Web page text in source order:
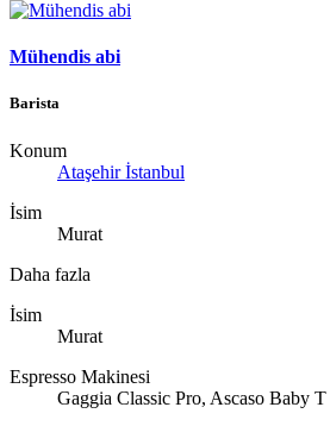
Mühendis abi
Barista
Konum
Ataşehir İstanbul
İsim
Murat
Daha fazla
İsim
Murat
Espresso Makinesi
Gaggia Classic Pro, Ascaso Baby T